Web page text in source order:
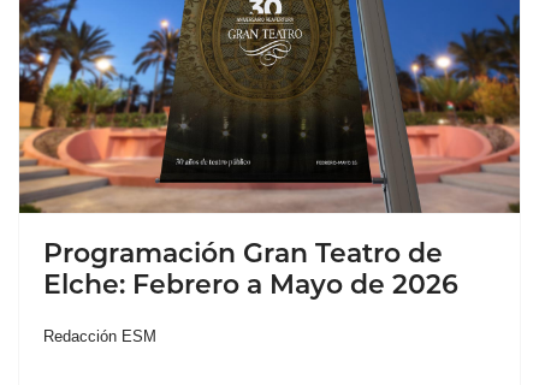
Programación Gran Teatro de
Elche: Febrero a Mayo de 2026
Redacción ESM